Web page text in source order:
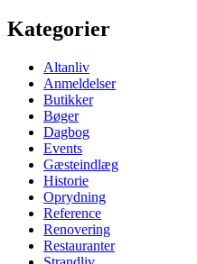
Kategorier
Altanliv
Anmeldelser
Butikker
Bøger
Dagbog
Events
Gæsteindlæg
Historie
Oprydning
Reference
Renovering
Restauranter